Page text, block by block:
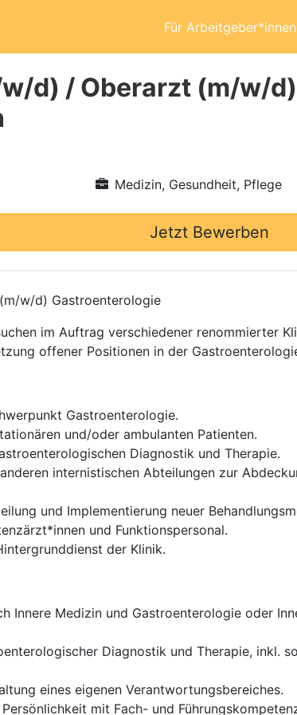
Für Arbeitgeber*innen
d) / Oberarzt (m/w/
Medizin, Gesundheit, Pflege
Jetzt Bewerben
w/d) Gastroenterologie
im Auftrag verschiedener renommierter
offener Positionen in der
Gastroenterologie.
und/oder ambulanten Patienten.
Diagnostik und Therapie.
internistischen Abteilungen zur
und Implementierung neuer
und Funktionspersonal.
der Klinik.
Innere Medizin und Gastroenterologie oder
Diagnostik und Therapie, inkl.
eines eigenen Verantwortungsbereiches.
mit Fach- und